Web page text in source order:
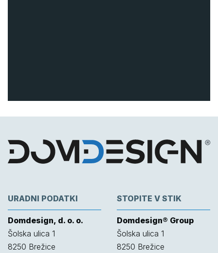
URADNI PODATKI
Domdesign, d. o. o.
Šolska ulica 1
8250 Brežice
STOPITE V STIK
Domdesign® Group
Šolska ulica 1
8250 Brežice